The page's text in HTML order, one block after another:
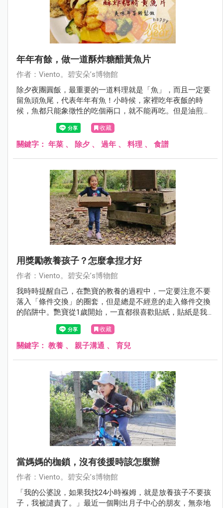
年年有餘，做一道酥炸糖醋黃魚片
作者：Viento。碧安朵’s博物館
除夕夜團圓飯，最重要的一道料理就是「魚」，而且一定要
留魚頭魚尾，代表年年有魚！小時候，家裡吃年夜飯的時
候，魚都只能象徵性的吃個兩口，就不能再吃。但是油煎的
魚只要放隔餐或是隔夜，就會有很重的腥味，變得非常不美
味。當了媳婦之後，就一直思考著，是否能將魚料理變得更
美味，但是又能夠順應習俗。後來發現，只要請魚店老闆幫
飯，大人小孩都喜歡，而且顏色又喜氣，非常適合過年喔！
收藏
關鍵字： 年菜 、 除夕 、 過年 、 料理 、 食譜
用獎勵教養孩子？怎麼拿捏才好
作者：Viento。碧安朵’s博物館
我時時提醒自己，在艷寶的教養的過程中，一定要注意不要
落入「條件交換」的圈套，但是總是不經意的走入條件交換
的陷阱中。艷寶從1歲開始，一直都很喜歡貼紙，貼紙是我
哄她不哭的小把戲之一，所以我的錢包裡總是會準備很多小
貼紙，就是診所裡的塑膠桶裡的那種貼紙。這些貼紙不僅可
以安撫艷寶，也幫艷寶在交朋友更順利，因為她會拿貼紙去
傷大雅的安撫工具、獎勵物品。
收藏
關鍵字： 教養 、 親子溝通 、 育兒
當媽媽的枷鎖，沒有後援時該怎麼辦
作者：Viento。碧安朵’s博物館
「我的公婆說，如果我找24小時褓姆，就是放養孩子不要孩
子，我被譴責了。」最近一個剛出月子中心的朋友，無奈地